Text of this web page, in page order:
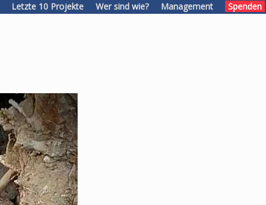
Letzte 10 Projekte Wer sind wie? Management Spenden